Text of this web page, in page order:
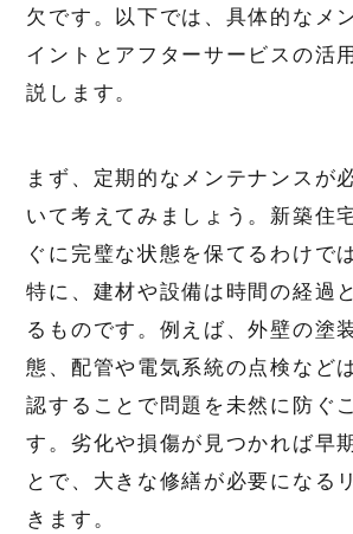
欠です。以下では、具体的なメ
イントとアフターサービスの活
説します。
まず、定期的なメンテナンスが
いて考えてみましょう。新築住
ぐに完璧な状態を保てるわけで
特に、建材や設備は時間の経過
るものです。例えば、外壁の塗
態、配管や電気系統の点検など
認することで問題を未然に防ぐ
す。劣化や損傷が見つかれば早
とで、大きな修繕が必要になる
きます。